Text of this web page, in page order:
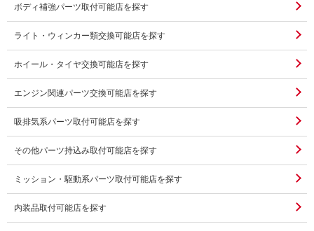
ボディ補強パーツ取付可能店を探す
ライト・ウィンカー類交換可能店を探す
ホイール・タイヤ交換可能店を探す
エンジン関連パーツ交換可能店を探す
吸排気系パーツ取付可能店を探す
その他パーツ持込み取付可能店を探す
ミッション・駆動系パーツ取付可能店を探す
内装品取付可能店を探す